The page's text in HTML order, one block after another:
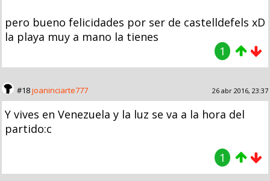
pero bueno felicidades por ser de castelldefels xD
la playa muy a mano la tienes
1
#18joaninciarte777 26 abr 2016, 23:37
Y vives en Venezuela y la luz se va a la hora del
partido:c
1